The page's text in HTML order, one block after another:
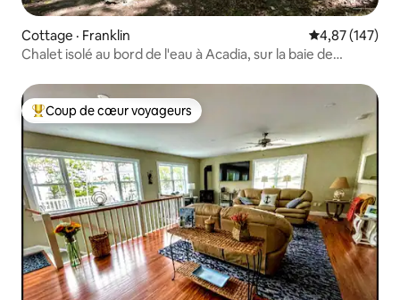
Cottage · Franklin Note
4,87 (147)
Chalet isolé au bord de l'eau à Acadia, sur la baie de
Coup de cœur voyageurs parmi les plus aimés
Coup de cœur voyageurs